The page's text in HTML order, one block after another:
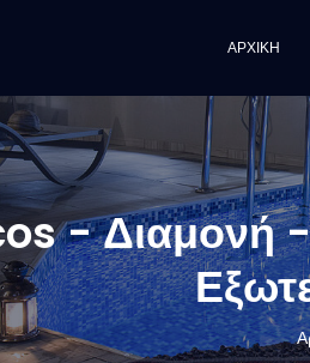
ΑΡΧΙΚΗ
- Διαμονή